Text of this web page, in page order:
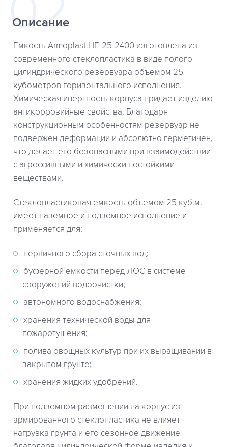
Описание
Емкость Armoplast HE-25-2400 изготовлена из
современного стеклопластика в виде полого
цилиндрического резервуара объемом 25
кубометров горизонтального исполнения.
Химическая инертность корпуса придает изделию
антикоррозийные свойства. Благодаря
конструкционным особенностям резервуар не
подвержен деформации и абсолютно герметичен,
что делает его безопасными при взаимодействии
с агрессивными и химически нестойкими
веществами.
Стеклопластиковая емкость объемом 25 куб.м.
имеет наземное и подземное исполнение и
применяется для:
первичного сбора сточных вод;
буферной емкости перед ЛОС в системе
сооружений водоочистки;
автономного водоснабжения;
хранения технической воды для
пожаротушения;
полива овощных культур при их выращивании в
закрытом грунте;
хранения жидких удобрений.
При подземном размещении на корпус из
армированного стеклопластика не влияет
нагрузка грунта и его сезонное движение